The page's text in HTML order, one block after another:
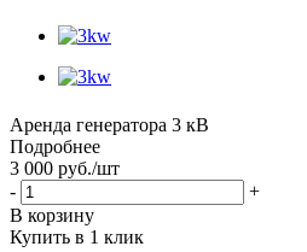
Аренда генератора 3 кВ
Подробнее
3 000 руб./шт
-
+
В корзину
Купить в 1 клик